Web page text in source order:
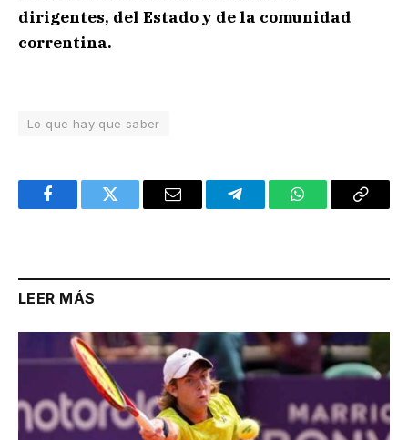
dirigentes, del Estado y de la comunidad
correntina.
Lo que hay que saber
FacebookTwitter Email TelegramWhatsAppCopy
LEER MÁS